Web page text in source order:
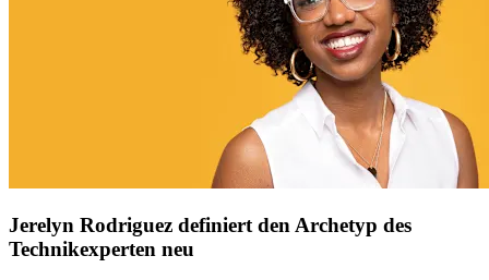
Jerelyn Rodriguez definiert den Archetyp des
Technikexperten neu